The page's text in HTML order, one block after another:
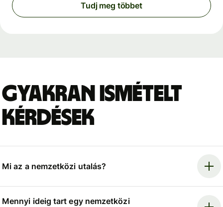
Tudj meg többet
Gyakran ismételt
kérdések
Mi az a nemzetközi utalás?
Mennyi ideig tart egy nemzetközi